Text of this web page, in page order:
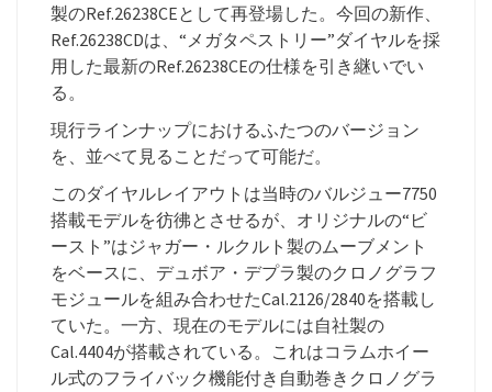
製のRef.26238CEとして再登場した。今回の新作、
Ref.26238CDは、“メガタペストリー”ダイヤルを採
用した最新のRef.26238CEの仕様を引き継いでい
る。
現行ラインナップにおけるふたつのバージョン
を、並べて見ることだって可能だ。
このダイヤルレイアウトは当時のバルジュー7750
搭載モデルを彷彿とさせるが、オリジナルの“ビ
ースト”はジャガー・ルクルト製のムーブメント
をベースに、デュボア・デプラ製のクロノグラフ
モジュールを組み合わせたCal.2126/2840を搭載し
ていた。一方、現在のモデルには自社製の
Cal.4404が搭載されている。これはコラムホイー
ル式のフライバック機能付き自動巻きクロノグラ